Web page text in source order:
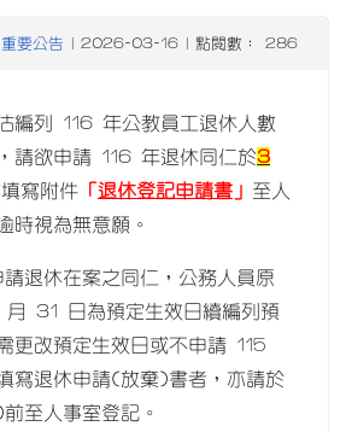
重要公告 | 2026-03-16 | 點閱數： 286
編列 116 年公教員工退休人數
請欲申請 116 年退休同仁於3
寫附件 退休登記申請書 」 至人
時視為無意願。
退休在案之同仁，公務人員原
31 日為預定生效日續編列預
更改預定生效日或不申請 115
寫退休申請(放棄)書者，亦請於
至人事室登記。